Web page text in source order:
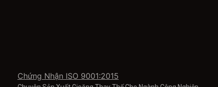
Chứng Nhận ISO 9001:2015